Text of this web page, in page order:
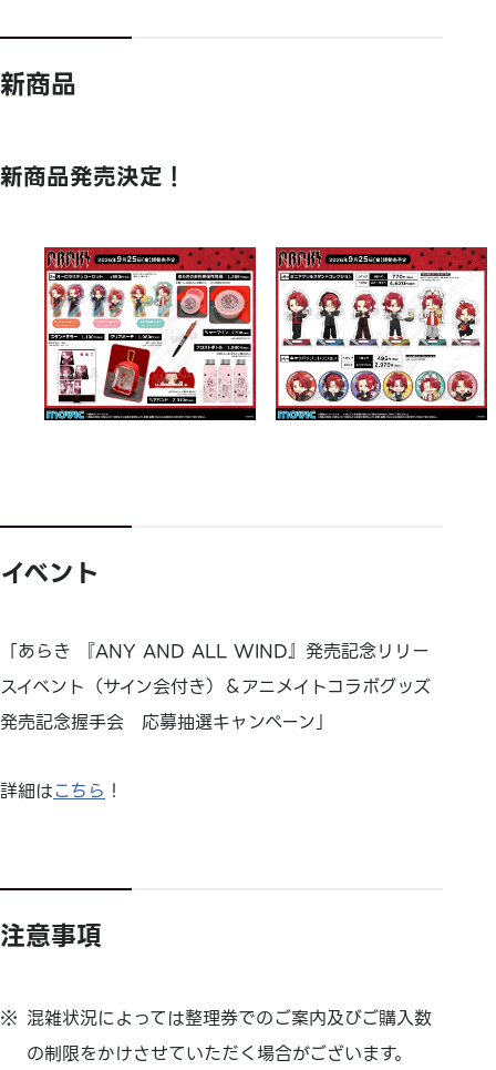
新商品
新商品発売決定！
イベント
「あらき 『ANY AND ALL WIND』発売記念リリー
スイベント（サイン会付き）＆アニメイトコラボグッズ
発売記念握手会 応募抽選キャンペーン」
詳細はこちら ！
注意事項
混雑状況によっては整理券でのご案内及びご購入数
の制限をかけさせていただく場合がございます。